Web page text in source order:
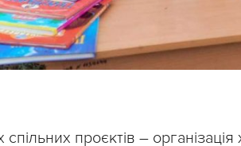
спільних проєктів –